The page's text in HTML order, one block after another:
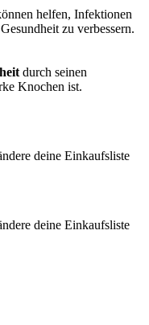
helfen, Infektionen
zu verbessern.
durch seinen
Knochen ist.
deine Einkaufsliste
deine Einkaufsliste